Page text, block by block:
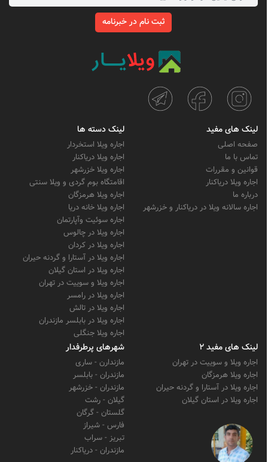
ثبت نام در خبرنامه
لینک های مفید
صفحه اصلی
تماس با ما
قوانین و مقررات
اجاره ویلا دریاکنار
درباره ما
اجاره سالانه ویلا در دریاکنار و خزرشهر
لینک دسته ها
اجاره ویلا استخردار
اجاره ویلا دریاکنار
اجاره ویلا خزرشهر
اقامتگاه بوم گردی و ویلا سنتی
اجاره ویلا هرمزگان
اجاره ویلا خانه دریا
اجاره سوئیت وآپارتمان
اجاره ویلا در چالوس
اجاره ویلا در کردان
اجاره ویلا در آستارا و گردنه حیران
اجاره ویلا در استان گیلان
اجاره ویلا و سوییت در تهران
اجاره ویلا در رامسر
اجاره ویلا در تالش
اجاره ویلا در بابلسر مازندران
اجاره ویلا جنگلی
لینک های مفید 2
اجاره ویلا و سوییت در تهران
اجاره ویلا هرمزگان
اجاره ویلا در آستارا و گردنه حیران
اجاره ویلا در استان گیلان
شهرهای پرطرفدار
مازندارن - ساری
مازندران - بابلسر
مازندران - خزرشهر
گیلان - رشت
گلستان - گرگان
فارس - شیراز
تبریز - سراب
مازندران - دریاکنار